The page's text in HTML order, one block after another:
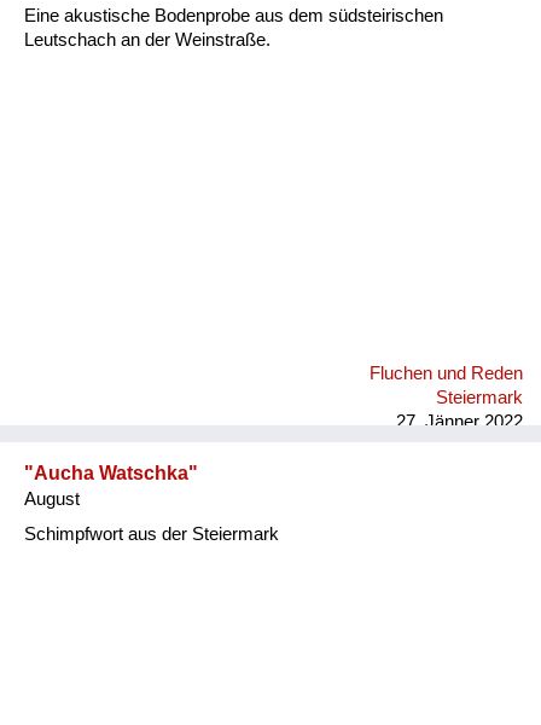
Natur und Landwirtschaft
Eine akustische Bodenprobe aus dem südsteirischen
Leutschach an der Weinstraße.
Fluchen und Reden
Steiermark
27. Jänner 2022
"Aucha Watschka"
August
Schimpfwort aus der Steiermark